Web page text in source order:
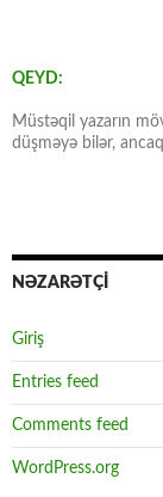
QEYD:
Müstəqil yazarın
düşməyə bilər,
NƏZARƏTÇİ
Giriş
Entries feed
Comments feed
WordPress.org